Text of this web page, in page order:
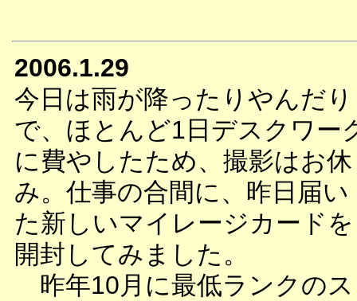
2006.1.29
今日は雨が降ったりやんだり
で、ほとんど1日デスクワー
に費やしたため、撮影はお休
み。仕事の合間に、昨日届い
た新しいマイレージカードを
開封してみました。
昨年10月に最低ランクのス